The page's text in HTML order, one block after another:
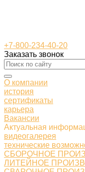
+7-800-234-40-20
Заказать звонок
О компании
история
сертификаты
карьера
Вакансии
Актуальная
видеогалерея
технические
СБОРОЧНОЕ
ЛИТЕЙНОЕ